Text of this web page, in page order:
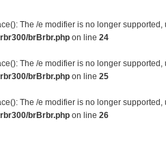
The /e modifier is no longer
brBrbr.php on line 24
The /e modifier is no longer
brBrbr.php on line 25
The /e modifier is no longer
brBrbr.php on line 26